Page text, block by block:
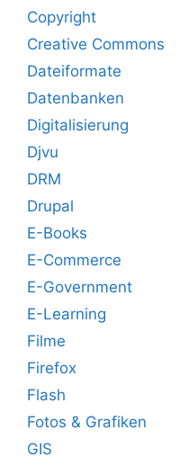
Copyright
Creative Commons
Dateiformate
Datenbanken
Digitalisierung
Djvu
DRM
Drupal
E-Books
E-Commerce
E-Government
E-Learning
Filme
Firefox
Flash
Fotos & Grafiken
GIS